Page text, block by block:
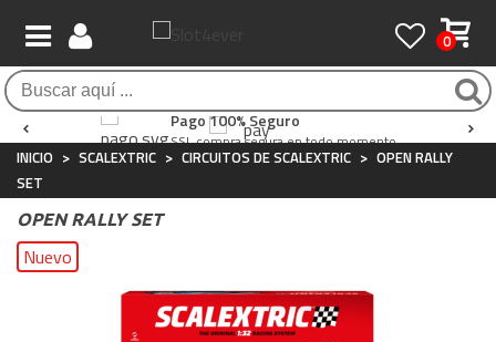
0
Atención al Cliente
Whatsapp+34 697 854 500
Envío Gratis / 24 horas
Para compras superiores a 90€
Pago 100% Seguro
SSL compra segura en todo momento
INICIO > SCALEXTRIC > CIRCUITOS DE SCALEXTRIC > OPEN RALLY
SET
OPEN RALLY SET
Nuevo